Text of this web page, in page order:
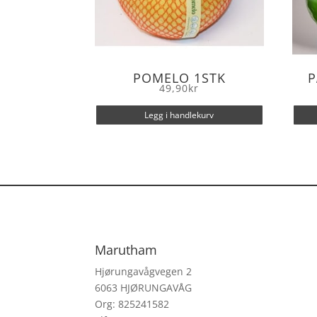
POMELO 1STK
49,90kr
Legg i handlekurv
Marutham
Hjørungavågvegen 2
6063 HJØRUNGAVÅG
Org: 825241582